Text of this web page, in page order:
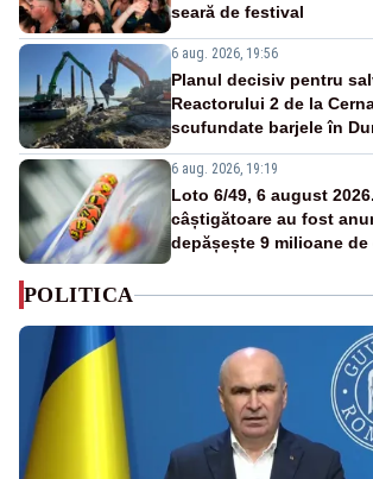
seară de festival
6 aug. 2026, 19:56
Planul decisiv pentru
Reactorului 2 de la
scufundate barjele în
6 aug. 2026, 19:19
Loto 6/49, 6 august
câștigătoare au fost
depășește 9 milioane de
POLITICA